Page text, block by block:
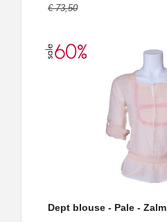
€ 73,50
Dept blouse - Pale - Zalm